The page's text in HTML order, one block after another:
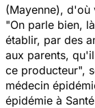
(Mayenne), d'où
"On parle bien,
établir, par des
aux parents,
ce producteur",
médecin
épidémie à